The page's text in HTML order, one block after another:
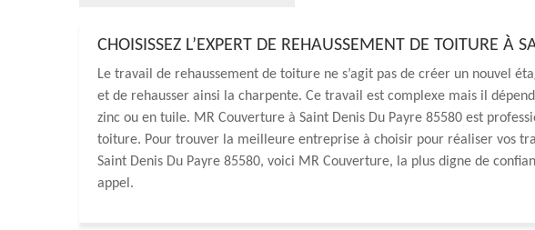
CHOISISSEZ L’EXPERT DE REHAUSSEMENT DE TOITURE À
Le travail de rehaussement de toiture ne s’agit pas de créer un nouvel
et de rehausser ainsi la charpente. Ce travail est complexe mais il
zinc ou en tuile. MR Couverture à Saint Denis Du Payre 85580 est
toiture. Pour trouver la meilleure entreprise à choisir pour réaliser vos
Saint Denis Du Payre 85580, voici MR Couverture, la plus digne de
appel.